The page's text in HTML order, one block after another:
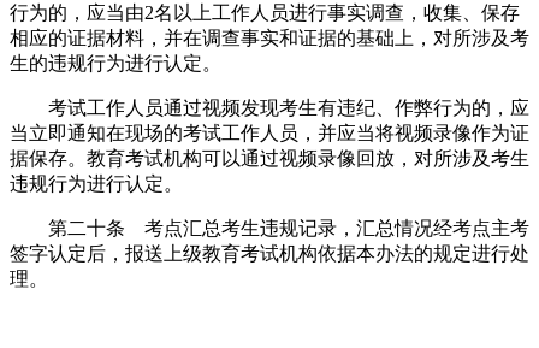
行为的，应当由2名以上工作人员进行事实调查，收集、保存
相应的证据材料，并在调查事实和证据的基础上，对所涉及考
生的违规行为进行认定。
考试工作人员通过视频发现考生有违纪、作弊行为的，应
当立即通知在现场的考试工作人员，并应当将视频录像作为证
据保存。教育考试机构可以通过视频录像回放，对所涉及考生
违规行为进行认定。
第二十条 考点汇总考生违规记录，汇总情况经考点主考
签字认定后，报送上级教育考试机构依据本办法的规定进行处
理。